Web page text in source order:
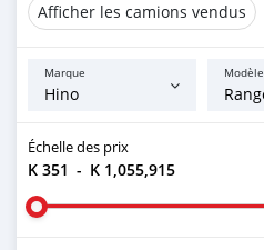
Afficher les camions vendus
Marque Modèle
Échelle des prix
K 351 - K 1,055,915